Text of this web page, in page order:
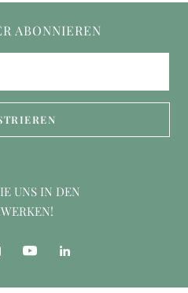
ABONNIEREN
UNS IN DEN